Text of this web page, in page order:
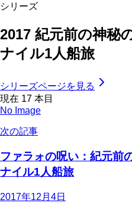
シリーズ
2017 紀元前の神秘
ナイル1人船旅
シリーズページを見る
現在 17 本目
No Image
次の記事
ファラォの呪い：紀元前
ナイル1人船旅
2017年12月4日